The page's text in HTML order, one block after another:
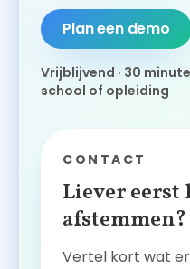
Plan een demo
Vrijblijvend · 30
school of opleiding
CONTACT
Liever eerst
afstemmen?
Vertel kort wat